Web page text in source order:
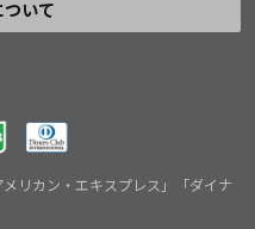
ついて
メリカン・エキスプレス」「ダイナ